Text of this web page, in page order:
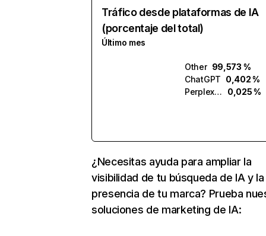
Tráfico desde plataformas de IA
(porcentaje del total)
Último mes
Other 99,573 %
ChatGPT 0,402 %
Perplexity
0,025 %
¿Necesitas ayuda para ampliar la
visibilidad de tu búsqueda de IA y la
presencia de tu marca? Prueba
soluciones de marketing de IA: